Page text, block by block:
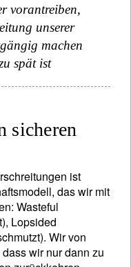
vorantreiben,
unserer
machen
spät ist
sicheren
ist
das wir mit
Wasteful
Lopsided
Wir von
wir nur dann zu